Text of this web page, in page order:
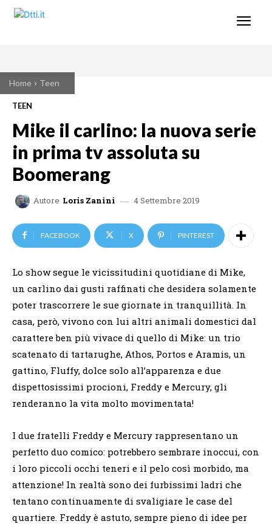
Home Teen
TEEN
Mike il carlino: la nuova serie
in prima tv assoluta su
Boomerang
Autore Loris Zanini 4 Settembre 2019
FACEBOOK X PINTEREST
Lo show segue le vicissitudini quotidiane di Mike,
un carlino dai gusti raffinati che desidera solamente
poter trascorrere le sue giornate in tranquillità. In
casa, però, vivono con lui altri animali domestici dal
carattere ben più vivace di quello di Mike: un trio
scatenato di tartarughe, Athos, Portos e Aramis, un
gattino, Fluffy, dolce solo all’apparenza e due
dispettosissimi procioni, Freddy e Mercury, gli
renderanno la vita molto movimentata!
I due fratelli Freddy e Mercury rappresentano un
perfetto duo comico: potrebbero sembrare inoccui, con
i loro piccoli occhi teneri e il pelo così morbido, ma
attenzione! In realtà sono dei furbissimi ladri che
tentano continuamente di svaligiare le case del
quartiere. Freddy è astuto, sempre pieno di idee per